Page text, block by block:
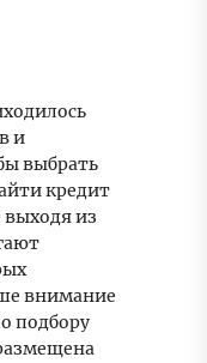
и
выбрать
кредит
из
внимание
подбору